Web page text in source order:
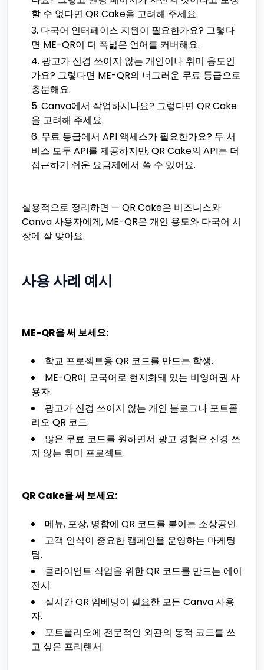
할 수 없다면 QR Cake을 고려해 주세요.
다국어 인터페이스 지원이 필요한가요? 그렇다
면 ME-QR이 더 폭넓은 언어를 커버해요.
광고가 신경 쓰이지 않는 개인이나 취미 용도인
가요? 그렇다면 ME-QR의 너그러운 무료 등급으로
충분해요.
Canva에서 작업하시나요? 그렇다면 QR Cake
을 고려해 주세요.
무료 등급에서 API 액세스가 필요한가요? 두 서
비스 모두 API를 제공하지만, QR Cake의 API는 더
접근하기 쉬운 요금제에서 쓸 수 있어요.
실용적으로 정리하면 — QR Cake은 비즈니스와
Canva 사용자에게, ME-QR은 개인 용도와 다국어 시
장에 잘 맞아요.
사용 사례 예시
ME-QR을 써 보세요:
학교 프로젝트용 QR 코드를 만드는 학생.
ME-QR이 모국어로 현지화돼 있는 비영어권 사
용자.
광고가 신경 쓰이지 않는 개인 블로그나 포트폴
리오 QR 코드.
많은 무료 코드를 원하면서 광고 경험은 신경 쓰
지 않는 취미 프로젝트.
QR Cake을 써 보세요:
메뉴, 포장, 명함에 QR 코드를 붙이는 소상공인.
고객 인식이 중요한 캠페인을 운영하는 마케팅
팀.
클라이언트 작업을 위한 QR 코드를 만드는 에이
전시.
실시간 QR 임베딩이 필요한 모든 Canva 사용
자.
포트폴리오에 전문적인 외관의 동적 코드를 쓰
고 싶은 프리랜서.